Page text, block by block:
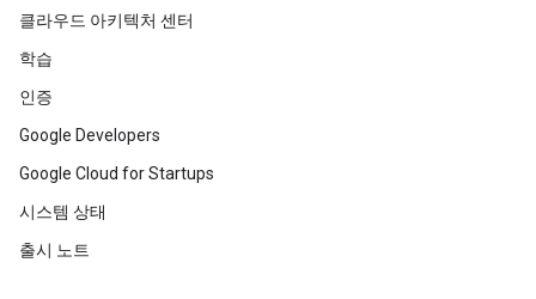
클라우드 아키텍처 센터
학습
인증
Google Developers
Google Cloud for Startups
시스템 상태
출시 노트